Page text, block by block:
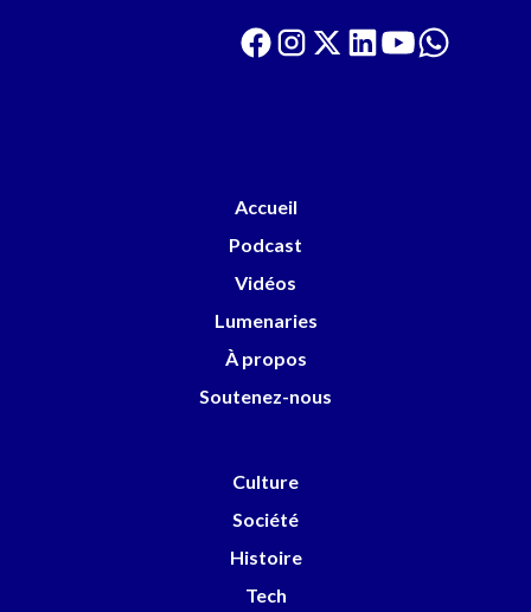
Accueil
Podcast
Vidéos
Lumenaries
À propos
Soutenez-nous
Culture
Société
Histoire
Tech